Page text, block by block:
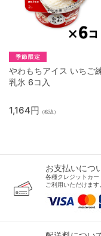
やわもちアイス いちご
乳氷 6コ入
1,164円 （税込）
お支払いにつ
各種クレジットカ
ご利用いただけます